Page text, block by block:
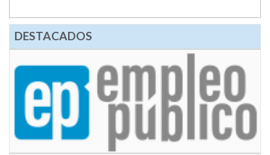
DESTACADOS